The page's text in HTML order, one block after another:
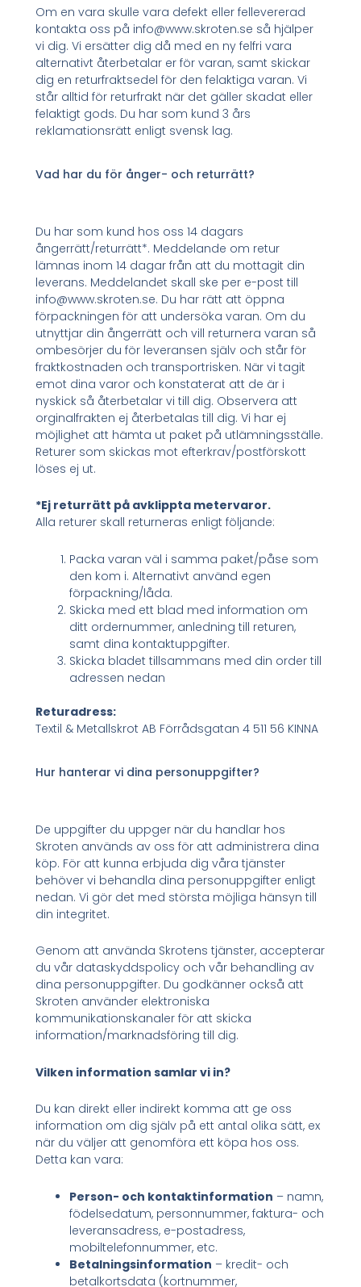
Om en vara skulle vara defekt eller fellevererad
kontakta oss på info@www.skroten.se så hjälper
vi dig. Vi ersätter dig då med en ny felfri vara
alternativt återbetalar er för varan, samt skickar
dig en returfraktsedel för den felaktiga varan. Vi
står alltid för returfrakt när det gäller skadat eller
felaktigt gods. Du har som kund 3 års
reklamationsrätt enligt svensk lag.
Vad har du för ånger- och returrätt?
Du har som kund hos oss 14 dagars
ångerrätt/returrätt*. Meddelande om retur
lämnas inom 14 dagar från att du mottagit din
leverans. Meddelandet skall ske per e-post till
info@www.skroten.se. Du har rätt att öppna
förpackningen för att undersöka varan. Om du
utnyttjar din ångerrätt och vill returnera varan så
ombesörjer du för leveransen själv och står för
fraktkostnaden och transportrisken. När vi tagit
emot dina varor och konstaterat att de är i
nyskick så återbetalar vi till dig. Observera att
orginalfrakten ej återbetalas till dig. Vi har ej
möjlighet att hämta ut paket på utlämningsställe.
Returer som skickas mot efterkrav/postförskott
löses ej ut.
*Ej returrätt på avklippta metervaror.
Alla returer skall returneras enligt följande:
Packa varan väl i samma paket/påse som
den kom i. Alternativt använd egen
förpackning/låda.
Skicka med ett blad med information om
ditt ordernummer, anledning till returen,
samt dina kontaktuppgifter.
Skicka bladet tillsammans med din order till
adressen nedan
Returadress:
Textil & Metallskrot AB Förrådsgatan 4 511 56 KINNA
Hur hanterar vi dina personuppgifter?
De uppgifter du uppger när du handlar hos
Skroten används av oss för att administrera dina
köp. För att kunna erbjuda dig våra tjänster
behöver vi behandla dina personuppgifter enligt
nedan. Vi gör det med största möjliga hänsyn till
din integritet.
Genom att använda Skrotens tjänster, accepterar
du vår dataskyddspolicy och vår behandling av
dina personuppgifter. Du godkänner också att
Skroten använder elektroniska
kommunikationskanaler för att skicka
information/marknadsföring till dig.
Vilken information samlar vi in?
Du kan direkt eller indirekt komma att ge oss
information om dig själv på ett antal olika sätt, ex
när du väljer att genomföra ett köpa hos oss.
Detta kan vara:
Person- och kontaktinformation – namn,
födelsedatum, personnummer, faktura- och
leveransadress, e-postadress,
mobiltelefonnummer, etc.
Betalningsinformation – kredit- och
betalkortsdata (kortnummer,